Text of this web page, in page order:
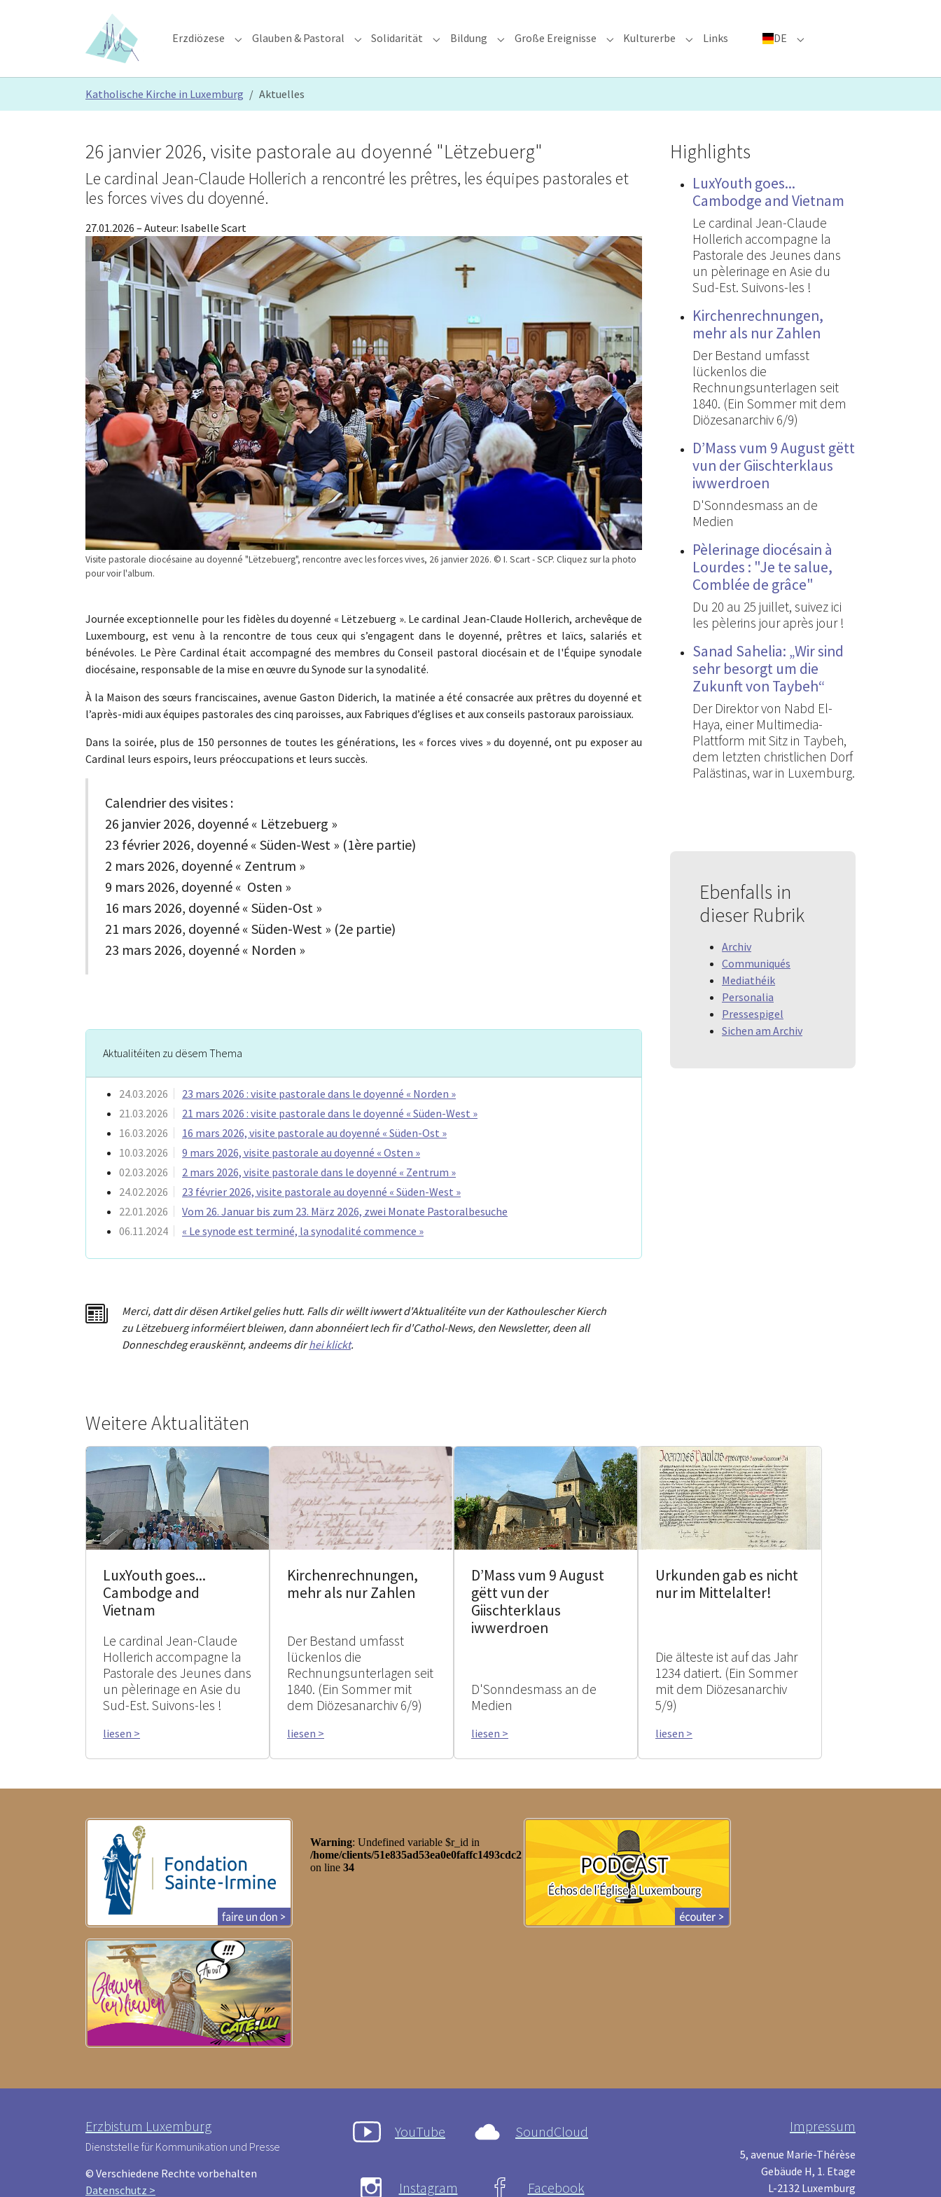
Erzdiözese Submenu for "Erzdiözese"
Glauben & Pastoral Submenu for "Glauben & Pastoral"
Solidarität Submenu for "Solidarität"
Bildung Submenu for "Bildung"
Große Ereignisse Submenu for "Große Ereignisse"
Kulturerbe Submenu for "Kulturerbe"
Links DE Submenu for "DE"
Katholische Kirche in Luxemburg Aktuelles
Visite pastorale diocésaine au doyenné "Lëtzebuerg", rencontre avec les forces vives, 26 janvier 2026. © I. Scart - SCP. Cliquez sur la photo
pour voir l'album.
26 janvier 2026, visite pastorale au doyenné "Lëtzebuerg"
Le cardinal Jean-Claude Hollerich a rencontré les prêtres, les équipes pastorales et
les forces vives du doyenné.
27.01.2026 – Auteur: Isabelle Scart
Journée exceptionnelle pour les fidèles du doyenné « Lëtzebuerg ». Le cardinal Jean-Claude Hollerich, archevêque de
Luxembourg, est venu à la rencontre de tous ceux qui s’engagent dans le doyenné, prêtres et laïcs, salariés et
bénévoles. Le Père Cardinal était accompagné des membres du Conseil pastoral diocésain et de l'Équipe synodale
diocésaine, responsable de la mise en œuvre du Synode sur la synodalité.
À la Maison des sœurs franciscaines, avenue Gaston Diderich, la matinée a été consacrée aux prêtres du doyenné et
l’après-midi aux équipes pastorales des cinq paroisses, aux Fabriques d’églises et aux conseils pastoraux paroissiaux.
Dans la soirée, plus de 150 personnes de toutes les générations, les « forces vives » du doyenné, ont pu exposer au
Cardinal leurs espoirs, leurs préoccupations et leurs succès.
Calendrier des visites :
26 janvier 2026, doyenné « Lëtzebuerg »
23 février 2026, doyenné « Süden-West » (1ère partie)
2 mars 2026, doyenné « Zentrum »
9 mars 2026, doyenné « Osten »
16 mars 2026, doyenné « Süden-Ost »
21 mars 2026, doyenné « Süden-West » (2e partie)
23 mars 2026, doyenné « Norden »
Aktualitéiten zu dësem Thema
24.03.2026
23 mars 2026 : visite pastorale dans le doyenné « Norden »
21.03.2026
21 mars 2026 : visite pastorale dans le doyenné « Süden-West »
16.03.2026
16 mars 2026, visite pastorale au doyenné « Süden-Ost »
10.03.2026
9 mars 2026, visite pastorale au doyenné « Osten »
02.03.2026
2 mars 2026, visite pastorale dans le doyenné « Zentrum »
24.02.2026
23 février 2026, visite pastorale au doyenné « Süden-West »
22.01.2026
Vom 26. Januar bis zum 23. März 2026, zwei Monate Pastoralbesuche
06.11.2024
« Le synode est terminé, la synodalité commence »
Merci, dattdir dësen Artikel gelies hutt. Falls dir wëllt iwwert d'Aktualitéite vun der Kathoulescher Kierch
zu Lëtzebuerg informéiert bleiwen, dann abonnéiert Iech fir d'Cathol-News, den Newsletter, deen all
Donneschdeg erauskënnt, andeems dirhei klickt.
Highlights
LuxYouth goes...
Cambodge and Vietnam
Le cardinal Jean-Claude
Hollerich accompagne la
Pastorale des Jeunes dans
un pèlerinage en Asie du
Sud-Est. Suivons-les !
Kirchenrechnungen,
mehr als nur Zahlen
Der Bestand umfasst
lückenlos die
Rechnungsunterlagen seit
1840. (Ein Sommer mit dem
Diözesanarchiv 6/9)
D’Mass vum 9 August gëtt
vun der Giischterklaus
iwwerdroen
D'Sonndesmass an de
Medien
Pèlerinage diocésain à
Lourdes : "Je te salue,
Comblée de grâce"
Du 20 au 25 juillet, suivez ici
les pèlerins jour après jour !
Sanad Sahelia: „Wir sind
sehr besorgt um die
Zukunft von Taybeh“
Der Direktor von Nabd El-
Haya, einer Multimedia-
Plattform mit Sitz in Taybeh,
dem letzten christlichen Dorf
Palästinas, war in Luxemburg.
Ebenfalls in
dieser Rubrik
Archiv
Communiqués
Mediathéik
Personalia
Pressespigel
Sichen am Archiv
Weitere Aktualitäten
LuxYouth goes...
Cambodge and
Vietnam
Le cardinal Jean-Claude
Hollerich accompagne la
Pastorale des Jeunes dans
un pèlerinage en Asie du
Sud-Est. Suivons-les !
liesen >
Kirchenrechnungen,
mehr als nur Zahlen
Der Bestand umfasst
lückenlos die
Rechnungsunterlagen seit
1840. (Ein Sommer mit
dem Diözesanarchiv 6/9)
liesen >
D’Mass vum 9 August
gëtt vun der
Giischterklaus
iwwerdroen
D'Sonndesmass an de
Medien
liesen >
Urkunden gab es nicht
nur im Mittelalter!
Die älteste ist auf das Jahr
1234 datiert. (Ein Sommer
mit dem Diözesanarchiv
5/9)
liesen >
Erzbistum Luxemburg
Dienststelle für Kommunikation und Presse
© Verschiedene Rechte vorbehalten
Datenschutz >
YouTube SoundCloud
Instagram Facebook
Impressum
5, avenue Marie-Thérèse
Gebäude H, 1. Etage
L-2132 Luxemburg